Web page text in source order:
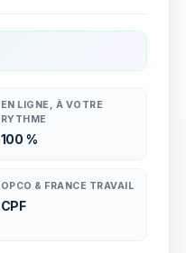
EN LIGNE, À VOTRE
RYTHME
100 %
OPCO & FRANCE TRAVAIL
CPF